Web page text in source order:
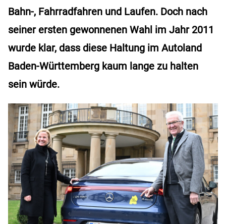
Bahn-, Fahrradfahren und Laufen. Doch nach
seiner ersten gewonnenen Wahl im Jahr 2011
wurde klar, dass diese Haltung im Autoland
Baden-Württemberg kaum lange zu halten
sein würde.